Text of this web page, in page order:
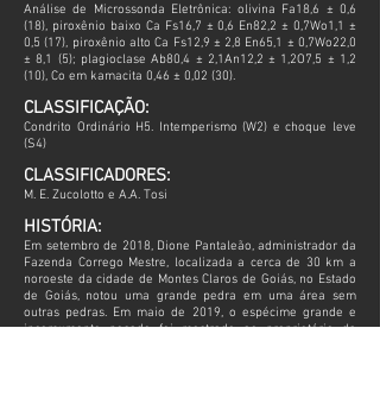
Análise de Microssonda Eletrônica: olivina Fa18,6 ± 0,6
(18), piroxênio baixo Ca Fs16,7 ± 0,6 En82,2 ± 0,7Wo1,1 ±
0,5 (17), piroxênio alto Ca Fs12,9 ± 2,8 En65,1 ± 0,7Wo22,0
± 8,1 (5); plagioclase Ab80,4 ± 2,1An12,2 ± 1,2O7,5 ± 1,2
(10), Co em kamacita 0,46 ± 0,02 (30).
CLASSIFICAÇÃO:
Condrito Ordinário H5. Intemperismo (W2) e choque leve
(S4)
CLASSIFICADORES:
M. E. Zucolotto e A.A. Tosi
HISTÓRIA:
Em setembro de 2018, Dione Pantaleão, administrador da
Fazenda Corrego Mestre, localizada a cerca de 30 km a
noroeste da cidade de Montes Claros de Goiás, no Estado
de Goiás, notou uma grande pedra em uma área sem
outras pedras. Em maio de 2019, o espécime grande e
incomumente pesado foi mostrado ao proprietário da